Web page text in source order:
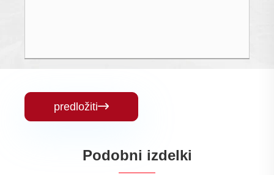
predložiti
Podobni izdelki